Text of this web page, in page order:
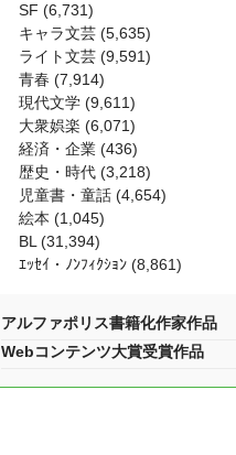
SF (6,731)
キャラ文芸 (5,635)
ライト文芸 (9,591)
青春 (7,914)
現代文学 (9,611)
大衆娯楽 (6,071)
経済・企業 (436)
歴史・時代 (3,218)
児童書・童話 (4,654)
絵本 (1,045)
BL (31,394)
ｴｯｾｲ・ﾉﾝﾌｨｸｼｮﾝ (8,861)
アルファポリス書籍化作家作品
Webコンテンツ大賞受賞作品